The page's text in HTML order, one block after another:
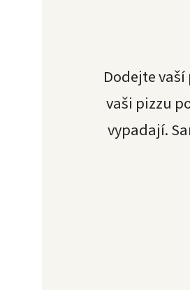
Dodejte
vaši pizzu
vypadají.